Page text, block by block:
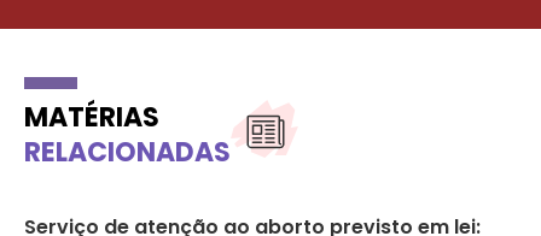
MATÉRIAS
RELACIONADAS
Serviço de atenção ao aborto previsto em lei: